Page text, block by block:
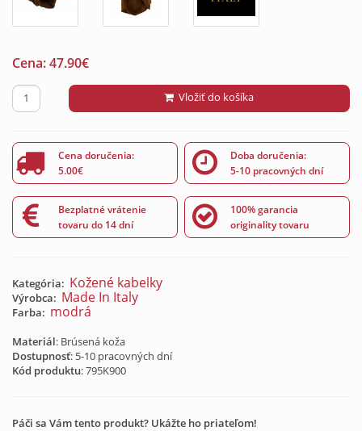
Cena:47.90€
Vložiť do košíka
Cena doručenia:
5.00€
Doba doručenia:
5-10 pracovných dní
Bezplatné vrátenie
tovaru do 14 dní
100% garancia
originality tovaru
Kategória: Kožené kabelky
Výrobca: Made In Italy
Farba: modrá
Materiál: Brúsená koža
Dostupnosť: 5-10 pracovných dní
Kód produktu:795K900
Páči sa Vám tento produkt? Ukážte ho priateľom!